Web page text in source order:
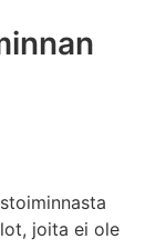
joita ei ole